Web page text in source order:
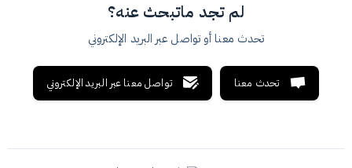
لم تجد ماتبحث عنه؟
تحدث معنا أو تواصل عبر البريد الإلكتروني
تحدث معنا تواصل معنا عبر البريد الإلكتروني